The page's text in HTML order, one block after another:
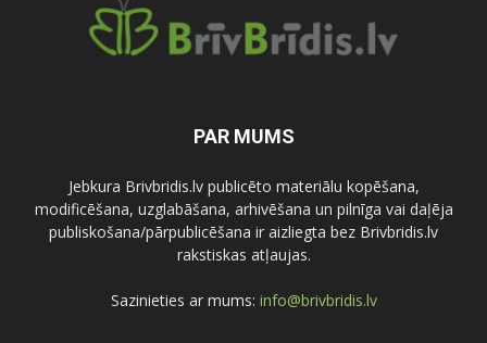
PAR MUMS
Jebkura Brivbridis.lv publicēto materiālu kopēšana,
modificēšana, uzglabāšana, arhivēšana un pilnīga vai daļēja
publiskošana/pārpublicēšana ir aizliegta bez Brivbridis.lv
rakstiskas atļaujas.
Sazinieties ar mums: info@brivbridis.lv